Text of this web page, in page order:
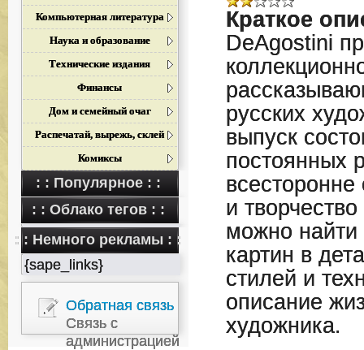
Компьютерная литература
Наука и образование
Технические издания
Финансы
Дом и семейный очаг
Распечатай, вырежь, склей
Комиксы
: : Популярное : :
: : Облако тегов : :
: : Немного рекламы : :
{sape_links}
Обратная связь
Связь с
администрацией
Краткое
DeAgostini
русских
выпуск
постоянных
и
можно найти
картин в
стилей и
описание
художника.